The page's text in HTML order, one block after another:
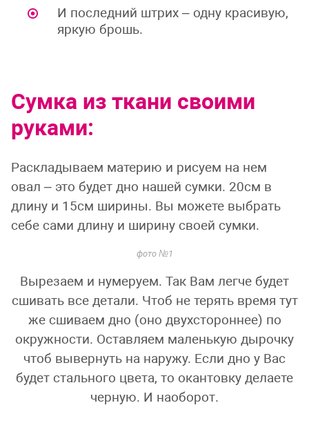
И последний штрих – одну красивую,
яркую брошь.
Сумка из ткани своими
руками:
Раскладываем материю и рисуем на нем
овал – это будет дно нашей сумки. 20см в
длину и 15см ширины. Вы можете выбрать
себе сами длину и ширину своей сумки.
фото №1
Вырезаем и нумеруем. Так Вам легче будет
сшивать все детали. Чтоб не терять время тут
же сшиваем дно (оно двухстороннее) по
окружности. Оставляем маленькую дырочку
чтоб вывернуть на наружу. Если дно у Вас
будет стального цвета, то окантовку делаете
черную. И наоборот.